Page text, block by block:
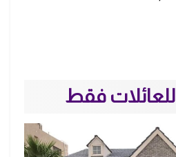
للعائلات فقط